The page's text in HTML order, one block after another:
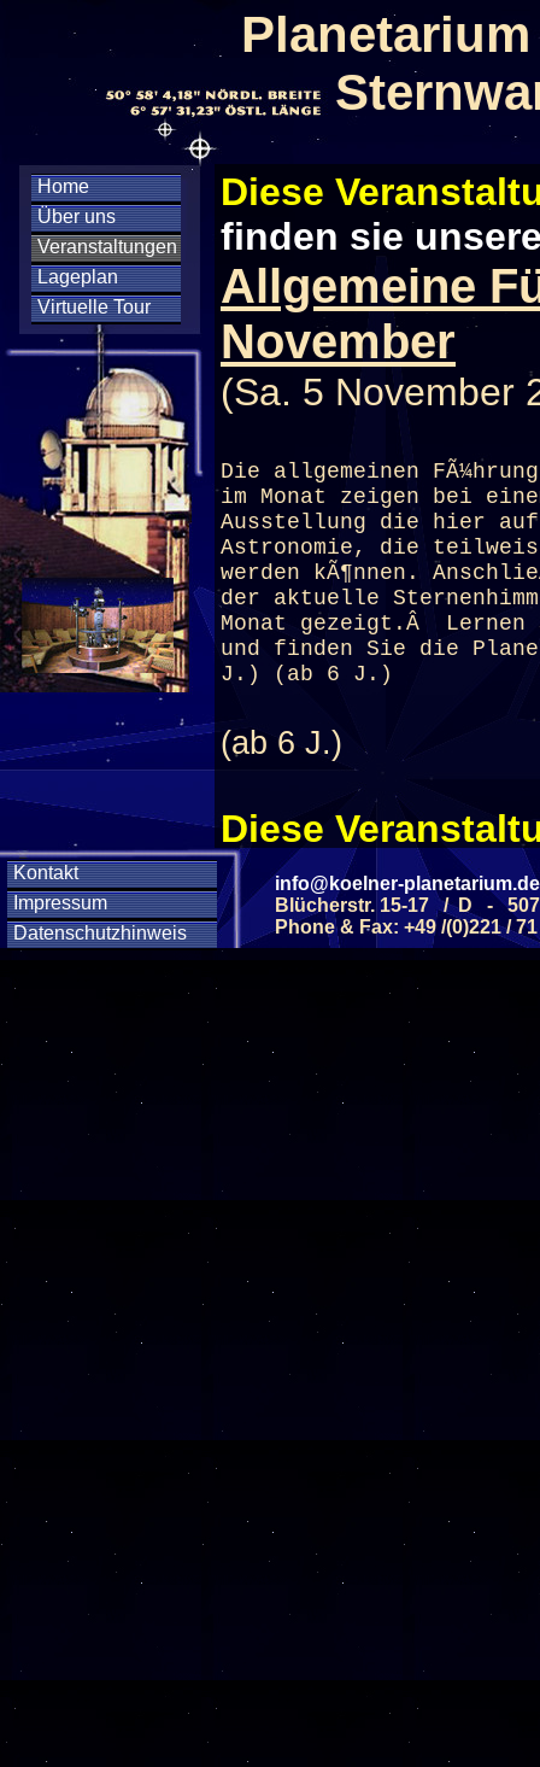
Home
Über uns
Veranstaltungen
Lageplan
Virtuelle Tour
Kontakt
Impressum
Datenschutzhinweis
Diese
finden sie
Allgemeine
November
(Sa. 5 November
Die allgemeinen
im Monat zeigen bei
Ausstellung die hier
Astronomie, die
werden kÃ¶nnen.
der aktuelle
Monat gezeigt.Â
und finden Sie die
J.) (ab 6 J.)
(ab 6 J.)
Diese
Klicken Sie Hier
Diese
Wochentag
SAMSTAG
SAMSTAG
SAMSTAG
Alle
info@koelner-planetarium.de
Blücherstr. 15-17 / D -
Phone & Fax: +49 /(0)221 /